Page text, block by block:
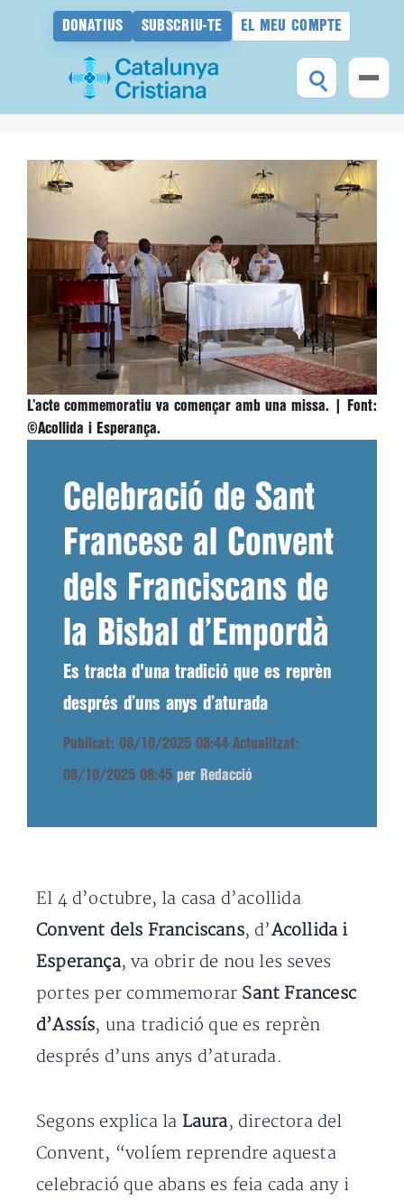
DONATIUS SUBSCRIU-TE EL MEU COMPTE
contingut
L’acte commemoratiu va començar amb una missa. |
Font:
©Acollida i Esperança.
Celebració de Sant
Francesc al Convent
dels Franciscans de
la Bisbal d’Empordà
Es tracta d'una tradició que es reprèn
després d’uns anys d’aturada
Publicat: 08/10/2025 08:44 Actualitzat:
08/10/2025 08:45 per Redacció
El 4 d’octubre, la casa d’acollida
Convent dels Franciscans, d’Acollida i
Esperança, va obrir de nou les seves
portes per commemorar Sant Francesc
d’Assís, una tradició que es reprèn
després d’uns anys d’aturada.
Segons explica la Laura, directora del
Convent, “volíem reprendre aquesta
celebració que abans es feia cada any i